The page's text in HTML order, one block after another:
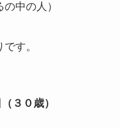
中の人）
す。
３０歳）